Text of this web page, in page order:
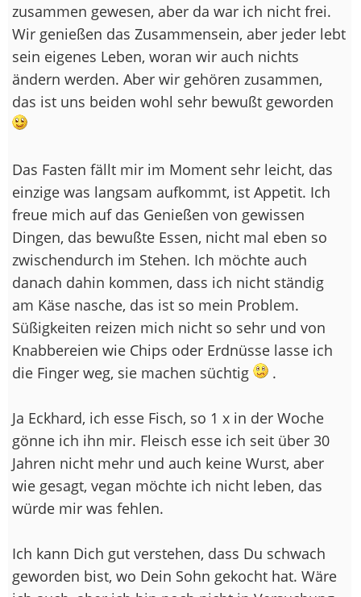
zusammen gewesen, aber da war ich nicht frei.
Wir genießen das Zusammensein, aber jeder lebt
sein eigenes Leben, woran wir auch nichts
ändern werden. Aber wir gehören zusammen,
das ist uns beiden wohl sehr bewußt geworden
Das Fasten fällt mir im Moment sehr leicht, das
einzige was langsam aufkommt, ist Appetit. Ich
freue mich auf das Genießen von gewissen
Dingen, das bewußte Essen, nicht mal eben so
zwischendurch im Stehen. Ich möchte auch
danach dahin kommen, dass ich nicht ständig
am Käse nasche, das ist so mein Problem.
Süßigkeiten reizen mich nicht so sehr und von
Knabbereien wie Chips oder Erdnüsse lasse ich
die Finger weg, sie machen süchtig
.
Ja Eckhard, ich esse Fisch, so 1 x in der Woche
gönne ich ihn mir. Fleisch esse ich seit über 30
Jahren nicht mehr und auch keine Wurst, aber
wie gesagt, vegan möchte ich nicht leben, das
würde mir was fehlen.
Ich kann Dich gut verstehen, dass Du schwach
geworden bist, wo Dein Sohn gekocht hat. Wäre